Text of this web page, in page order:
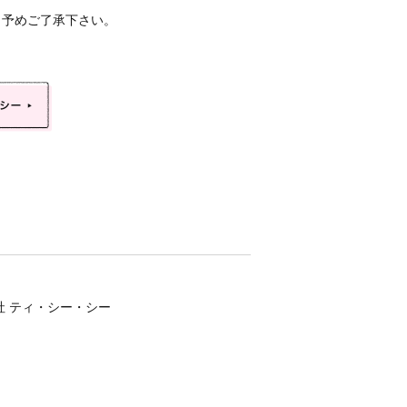
めご了承下さい。
ティ・シー・シー